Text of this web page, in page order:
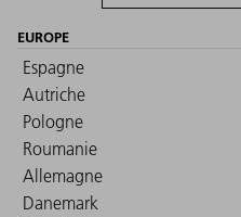
EUROPE
Espagne
Autriche
Pologne
Roumanie
Allemagne
Danemark